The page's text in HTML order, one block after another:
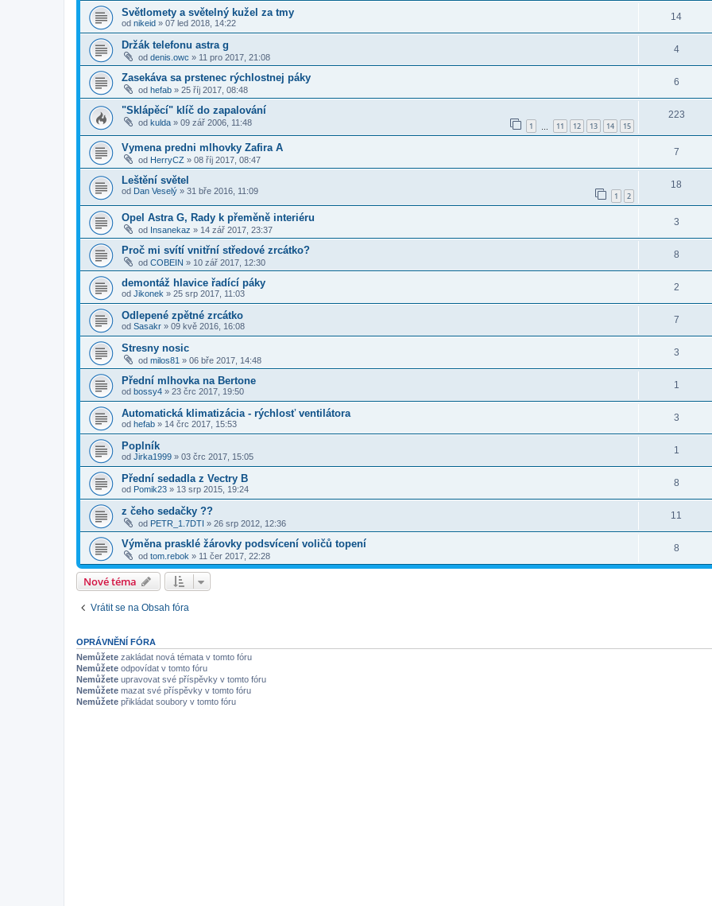
Světlomety a světelný kužel za tmy
od nikeid » 07 led 2018, 14:22
14
Držák telefonu astra g
od denis.owc » 11 pro 2017, 21:08
4
Zasekáva sa prstenec rýchlostnej páky
od hefab » 25 říj 2017, 08:48
6
"Sklápěcí" klíč do zapalování
od kulda » 09 zář 2006, 11:48 1 11 12 13 14 15
223
Vymena predni mlhovky Zafira A
od HerryCZ » 08 říj 2017, 08:47
7
Leštění světel
od Dan Veselý » 31 bře 2016, 11:09 1 2
18
Opel Astra G, Rady k přeměně interiéru
od Insanekaz » 14 zář 2017, 23:37
3
Proč mi svítí vnitřní středové zrcátko?
od COBEIN » 10 zář 2017, 12:30
8
demontáž hlavice řadící páky
od Jikonek » 25 srp 2017, 11:03
2
Odlepené zpětné zrcátko
od Sasakr » 09 kvě 2016, 16:08
7
Stresny nosic
od milos81 » 06 bře 2017, 14:48
3
Přední mlhovka na Bertone
od bossy4 » 23 črc 2017, 19:50
1
Automatická klimatizácia - rýchlosť ventilátora
od hefab » 14 črc 2017, 15:53
3
Poplník
od Jirka1999 » 03 črc 2017, 15:05
1
Přední sedadla z Vectry B
od Pomik23 » 13 srp 2015, 19:24
8
z čeho sedačky ??
od PETR_1.7DTI » 26 srp 2012, 12:36
11
Výměna prasklé žárovky podsvícení voličů topení
od tom.rebok » 11 čer 2017, 22:28
8
Nové téma
Vrátit se na Obsah fóra
OPRÁVNĚNÍ FÓRA
Nemůžete zakládat nová témata v tomto fóru
Nemůžete odpovídat v tomto fóru
Nemůžete upravovat své příspěvky v tomto fóru
Nemůžete mazat své příspěvky v tomto fóru
Nemůžete přikládat soubory v tomto fóru